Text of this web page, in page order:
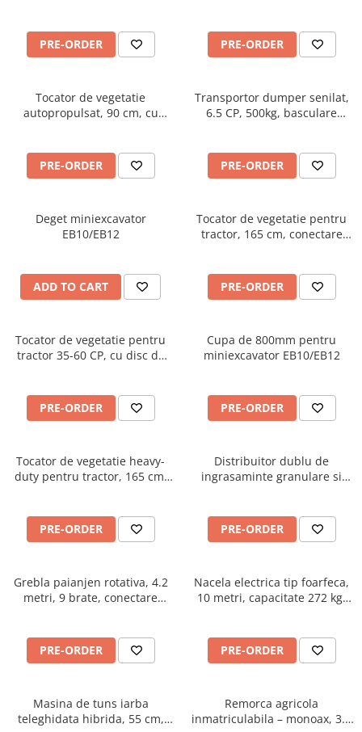
PRE-ORDER
PRE-ORDER
Tocator de vegetatie
autopropulsat, 90 cm, cu
PRE-ORDER
Transportor dumper senilat,
6.5 CP, 500kg, basculare
PRE-ORDER
Deget miniexcavator
EB10/EB12
ADD TO CART
Tocator de vegetatie pentru
tractor, 165 cm, conectare
PRE-ORDER
Tocator de vegetatie pentru
tractor 35-60 CP, cu disc de
Graecus ATK155-H
PRE-ORDER
Cupa de 800mm pentru
miniexcavator EB10/EB12
PRE-ORDER
Tocator de vegetatie heavy-
duty pentru tractor, 165 cm,
PRE-ORDER
Distribuitor dublu de
ingrasaminte granulare si
tractor, 2L1500H
PRE-ORDER
Grebla paianjen rotativa, 4.2
metri, 9 brate, conectare
PRE-ORDER
Nacela electrica tip foarfeca,
10 metri, capacitate 272 kg,
PRE-ORDER
Masina de tuns iarba
teleghidata hibrida, 55 cm,
Remorca agricola
inmatriculabila – monoax, 3.5